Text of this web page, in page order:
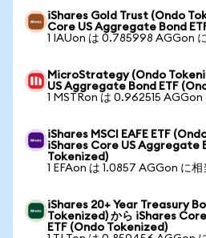
iShares Gold Trust (Ondo
Core US Aggregate Bond
1 IAUon は 0.785998 AGGon
MicroStrategy (Ondo
US Aggregate Bond ETF
1 MSTRon は 0.962515 AGGon
iShares MSCI EAFE ETF
iShares Core US Aggregate
Tokenized)
1 EFAon は 1.0857 AGGon に相
iShares 20+ Year Treasury
Tokenized) から iShares
ETF (Ondo Tokenized)